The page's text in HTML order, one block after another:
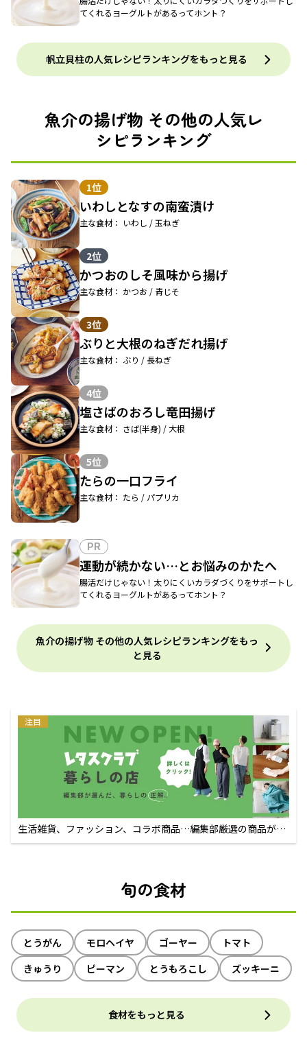
てくれるヨーグルトがあるってホント？
帆立貝柱の人気レシピランキングをもっと見る
魚介の揚げ物 その他の人気レ
シピランキング
1位
いわしとなすの南蛮漬け
主な食材： いわし / 玉ねぎ
2位
かつおのしそ風味から揚げ
主な食材： かつお / 青じそ
3位
ぶりと大根のねぎだれ揚げ
主な食材： ぶり / 長ねぎ
4位
塩さばのおろし竜田揚げ
主な食材： さば(半身) / 大根
5位
たらの一口フライ
主な食材： たら / パプリカ
PR
運動が続かない…とお悩みのかたへ
腸活だけじゃない！太りにくいカラダづくりをサポートし
てくれるヨーグルトがあるってホント？
魚介の揚げ物 その他の人気レシピランキングをもっ
と見る
注目
生活雑貨、ファッション、コラボ商品…編集部厳選の商品が買
えるECサイト
旬の食材
とうがん モロヘイヤ ゴーヤー
トマト
きゅうり
ピーマン とうもろこし ズッキーニ
食材をもっと見る